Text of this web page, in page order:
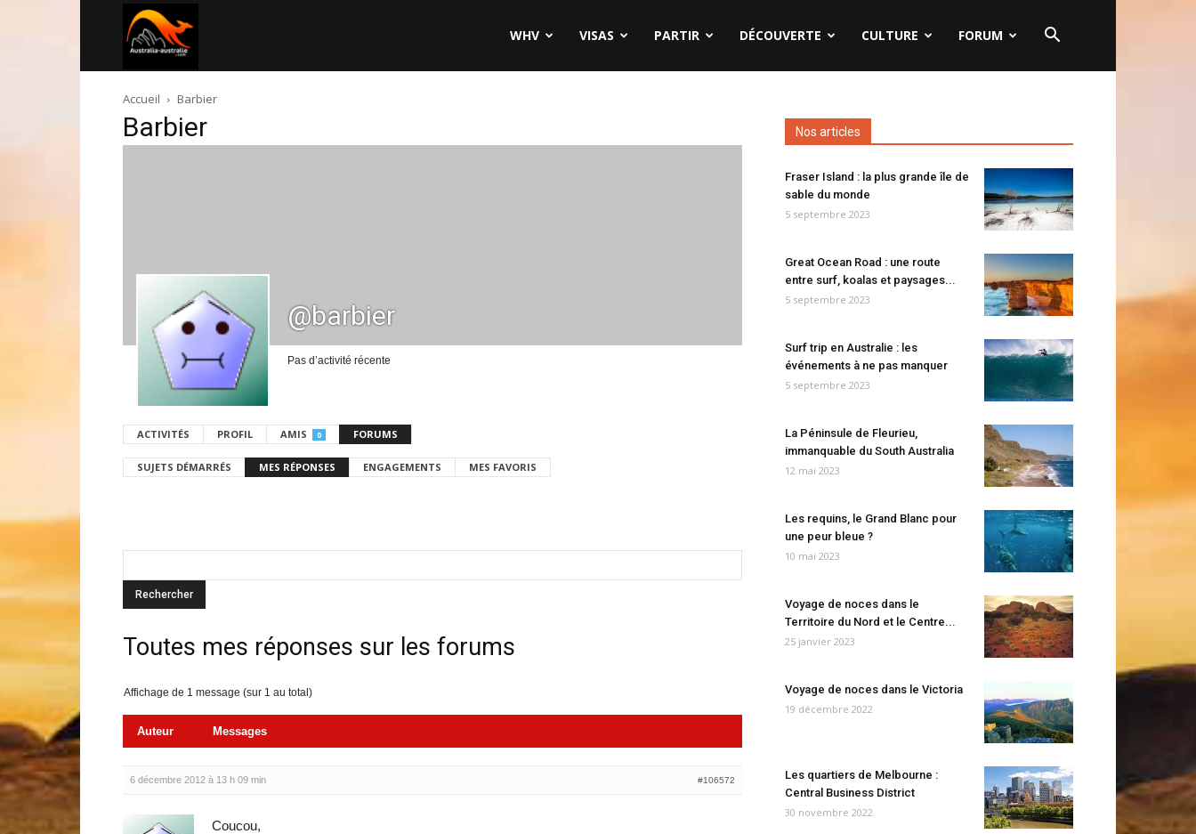
australie.com
WHV VISAS PARTIR DÉCOUVERTE CULTURE FORUM
Accueil Barbier
Barbier
@barbier
Pas d’activité récente
ACTIVITÉS PROFIL AMIS 0 FORUMS
SUJETS DÉMARRÉS MES RÉPONSES ENGAGEMENTS MES FAVORIS
Toutes mes réponses sur les forums
Affichage de 1 message (sur 1 au total)
Auteur Messages
6 décembre 2012 à 13 h 09 min #106572
Coucou,
Nos articles
Fraser Island : la plus grande île de
sable du monde
5 septembre 2023
Great Ocean Road : une route
entre surf, koalas et paysages...
5 septembre 2023
Surf trip en Australie : les
événements à ne pas manquer
5 septembre 2023
La Péninsule de Fleurieu,
immanquable du South Australia
12 mai 2023
Les requins, le Grand Blanc pour
une peur bleue ?
10 mai 2023
Voyage de noces dans le
Territoire du Nord et le Centre...
25 janvier 2023
Voyage de noces dans le Victoria
19 décembre 2022
Les quartiers de Melbourne :
Central Business District
30 novembre 2022